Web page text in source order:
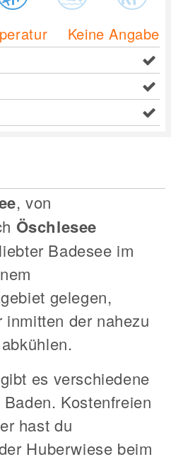
Keine Angabe
, von
Öschlesee
Badesee im
gelegen,
der nahezu
es verschiedene
Kostenfreien
hast du
Huberwiese beim